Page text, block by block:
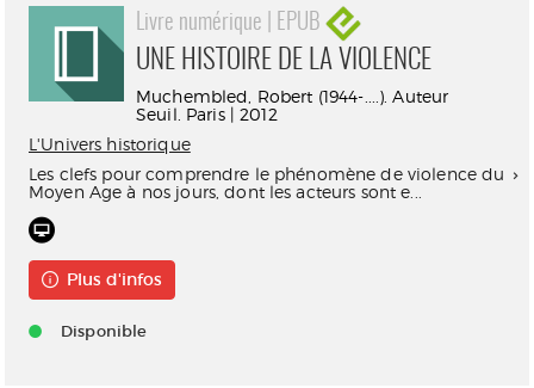
Livre numérique | EPUB
UNE HISTOIRE DE LA VIOLENCE
Muchembled, Robert (1944-....). Auteur
Seuil. Paris | 2012
L'Univers historique
Les clefs pour comprendre le phénomène de violence du
Moyen Age à nos jours, dont les acteurs sont e...
Plus d'infos
Disponible